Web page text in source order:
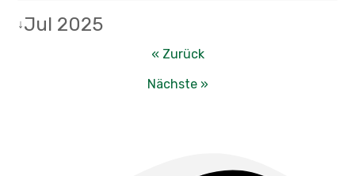
↓Jul 2025
« Zurück
Nächste »